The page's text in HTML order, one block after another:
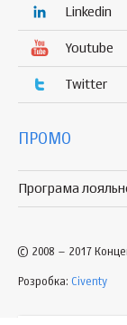
Linkedin
Youtube
Twitter
ПРОМО
Програма
© 2008 – 2017
Розробка: Civenty